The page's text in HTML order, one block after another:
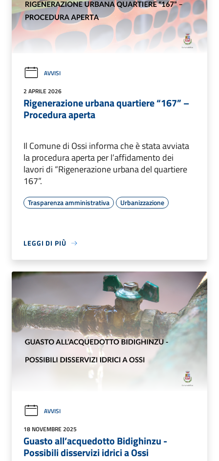
AVVISI
2 APRILE 2026
Rigenerazione urbana quartiere “167” –
Procedura aperta
Il Comune di Ossi informa che è stata avviata
la procedura aperta per l’affidamento dei
lavori di “Rigenerazione urbana del quartiere
167”.
Trasparenza amministrativa Urbanizzazione
LEGGI DI PIÙ
AVVISI
18 NOVEMBRE 2025
Guasto all’acquedotto Bidighinzu -
Possibili disservizi idrici a Ossi